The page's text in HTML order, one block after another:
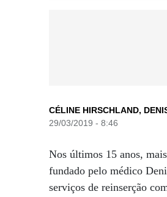
CÉLINE HIRSCHLAND,
29/03/2019 - 8:46
Nos últimos 15 anos,
fundado pelo médico
serviços de reinserção